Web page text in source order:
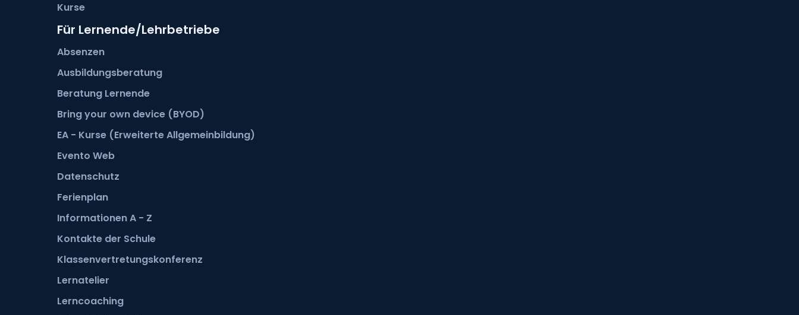
Kurse
Für Lernende/Lehrbetriebe
Absenzen
Ausbildungsberatung
Beratung Lernende
Bring your own device (BYOD)
EA - Kurse (Erweiterte Allgemeinbildung)
Evento Web
Datenschutz
Ferienplan
Informationen A - Z
Kontakte der Schule
Klassenvertretungskonferenz
Lernatelier
Lerncoaching